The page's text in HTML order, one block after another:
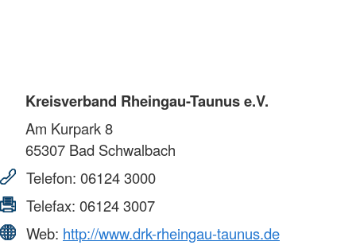
Kreisverband Rheingau-Taunus e.V.
Am Kurpark 8
65307 Bad Schwalbach
Telefon: 06124 3000
Telefax: 06124 3007
Web: http://www.drk-rheingau-taunus.de